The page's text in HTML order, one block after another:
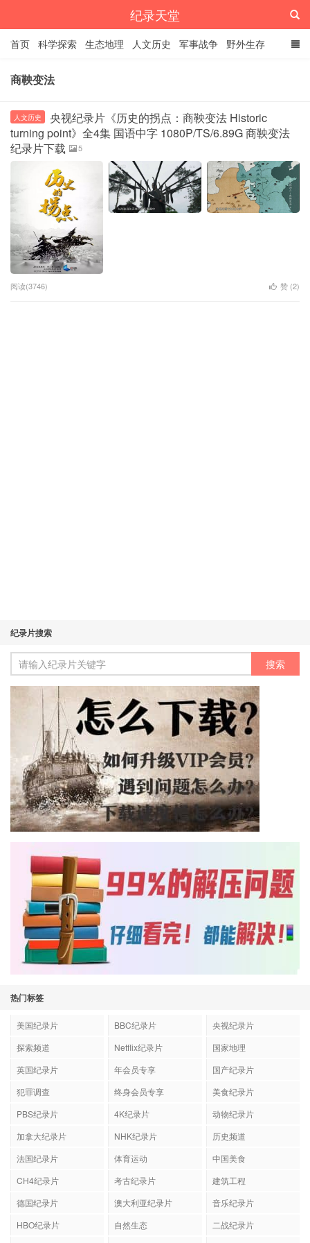
纪录天堂
首页 科学探索 生态地理 人文历史 军事战争 野外生存
经典纪录
商鞅变法
人文历史
央视纪录片《历史的拐点：商鞅变法 Historic
turning point》全4集 国语中字 1080P/TS/6.89G 商鞅变法
纪录片下载
5
阅读(3746) 赞 (2)
纪录片搜索
热门标签
美国纪录片 BBC纪录片
央视纪录片
探索频道
Netflix纪录片
国家地理
英国纪录片
年会员专享
国产纪录片
犯罪调查
终身会员专享
美食纪录片
PBS纪录片
4K纪录片
动物纪录片
加拿大纪录片
NHK纪录片
历史频道
法国纪录片
体育运动
中国美食
CH4纪录片
考古纪录片
建筑工程
德国纪录片
澳大利亚纪录片
音乐纪录片
HBO纪录片
自然生态
二战纪录片